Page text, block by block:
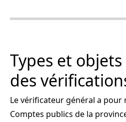
Types et objets
des
Le vérificateur général a pour
Comptes publics de la